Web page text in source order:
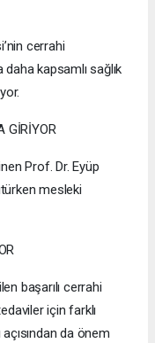
cerrahi
kapsamlı sağlık
GİRİYOR
Prof. Dr. Eyüp
mesleki
başarılı cerrahi
için farklı
da önem